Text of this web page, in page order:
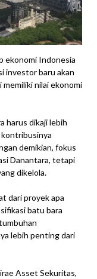
ekonomi Indonesia
investor baru akan
nilai ekonomi
harus dikaji lebih
demikian, fokus
Danantara, tetapi
dikelola.
dari proyek apa
batu bara
lebih penting dari
Asset Sekuritas,